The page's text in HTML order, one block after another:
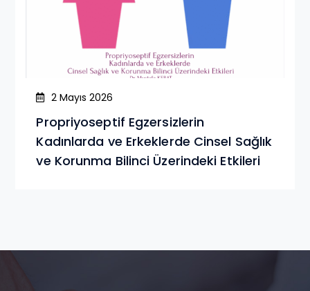
2 Mayıs 2026
Propriyoseptif Egzersizlerin
Kadınlarda ve Erkeklerde Cinsel Sağlık
ve Korunma Bilinci Üzerindeki Etkileri